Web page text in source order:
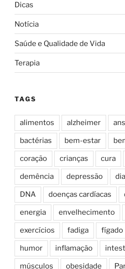
Dicas
Notícia
Saúde e Qualidade de Vida
Terapia
TAGS
alimentos alzheimer
bactérias bem-estar
coração crianças cura
demência depressão
DNA doenças cardíacas
energia envelhecimento
exercícios fadiga fígado
humor inflamação
músculos obesidade